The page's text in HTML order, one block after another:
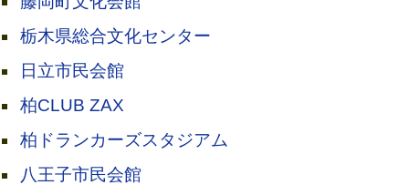
栃木県総合文化センター
日立市民会館
柏CLUB ZAX
柏ドランカーズスタジアム
八王子市民会館